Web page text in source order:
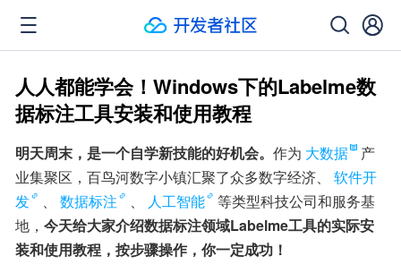
人人都能学会！Windows下的Labelme数
据标注工具安装和使用教程
明天周末，是一个自学新技能的好机会。 作为 大数据
产
业集聚区，百鸟河数字小镇汇聚了众多数字经济、
软件开
发
、 数据标注 、 人工智能
等类型科技公司和服务基
地， 今天给大家介绍数据标注领域Labelme工具的实际安
装和使用教程，按步骤操作，你一定成功！